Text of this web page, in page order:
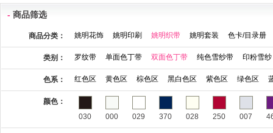
- 商品筛选
商品分类： 姚明花饰 姚明印刷 姚明织带 姚明套装 色卡/目录册
类别： 罗纹带 单面色丁带 双面色丁带 纯色雪纱带 印粉雪纱
色系： 红色区 黄色区 棕色区 黑白色区 紫色区 绿色区
颜色：
030
000 029 370 028 250 007